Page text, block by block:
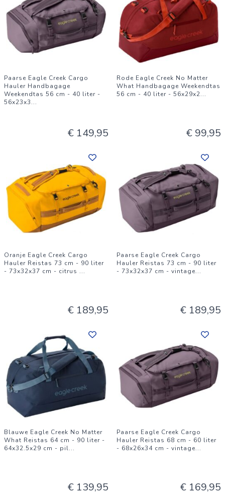
Paarse Eagle Creek Cargo
Hauler Handbagage
Weekendtas 56 cm - 40 liter -
56x23x3...
€ 149,95
Rode Eagle Creek No Matter
What Handbagage Weekendtas
56 cm - 40 liter - 56x29x2...
€ 99,95
Oranje Eagle Creek Cargo
Hauler Reistas 73 cm - 90 liter
- 73x32x37 cm - citrus ...
€ 189,95
Paarse Eagle Creek Cargo
Hauler Reistas 73 cm - 90 liter
- 73x32x37 cm - vintage...
€ 189,95
Blauwe Eagle Creek No Matter
What Reistas 64 cm - 90 liter -
64x32.5x29 cm - pil...
€ 139,95
Paarse Eagle Creek Cargo
Hauler Reistas 68 cm - 60 liter
- 68x26x34 cm - vintage...
€ 169,95